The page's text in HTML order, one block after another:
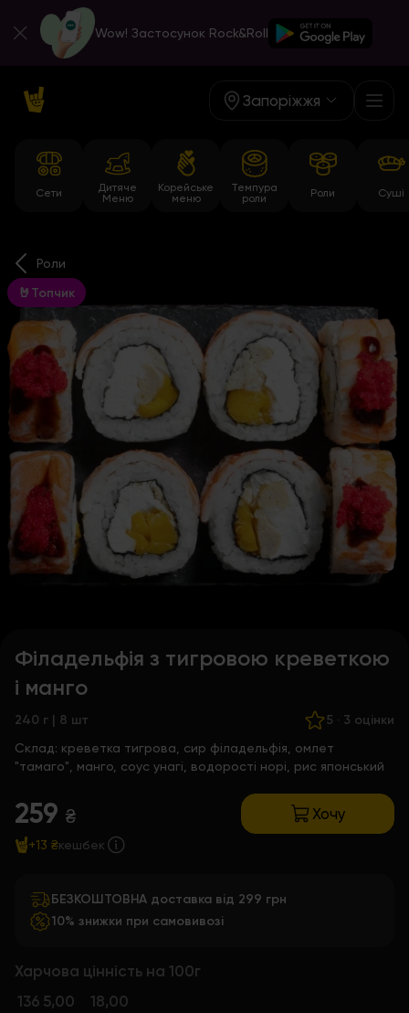
Wow! Застосунок Rock&Roll
Запоріжжя
Сети
Дитяче
Меню
Корейське
меню
Темпура
роли
Роли Суші
Роли
🤘Топчик
Філадельфія з тигровою креветкою
і манго
240 г | 8 шт 5 · 3 оцінки
Склад: креветка тигрова, сир філадельфія, омлет
"тамаго", манго, соус унагі, водорості норі, рис японський
259 ₴ Хочу
+13 ₴кешбек
БЕЗКОШТОВНА доставка від 299 грн
10% знижки при самовивозі
Харчова цінність на 100г
136 5,00 18,00